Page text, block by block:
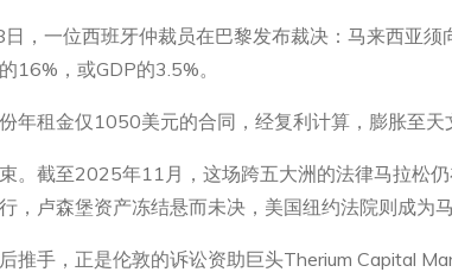
，一位西班牙仲裁员在巴黎发布裁决：马来西亚
16%，或GDP的3.5%。
年租金仅1050美元的合同，经复利计算，膨胀至天
。截至2025年11月，这场跨五大洲的法律马拉松
，卢森堡资产冻结悬而未决，美国纽约法院则成为马
推手，正是伦敦的诉讼资助巨头Therium Capital